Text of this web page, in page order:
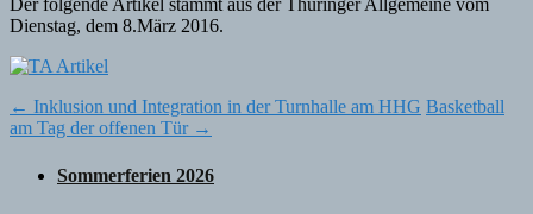
Der folgende Artikel stammt aus der Thüringer Allgemeine vom
Dienstag, dem 8.März 2016.
Post
navigation
← Inklusion und Integration in der Turnhalle am HHG Basketball
am Tag der offenen Tür →
Sommerferien 2026